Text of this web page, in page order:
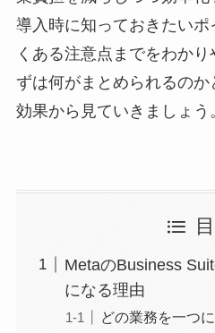
導入時に知っておきたいポ
くある注意点までをわか
ずは何がまとめられるの
効果から見ていきましょう
MetaのBusiness
になる理由
どの業務を一つ